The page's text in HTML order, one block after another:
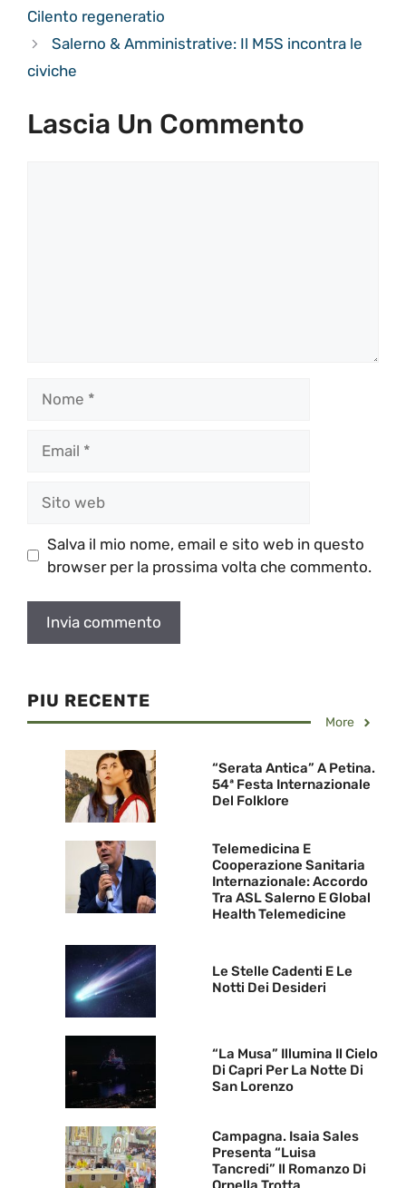
Cilento regeneratio
Salerno & Amministrative: Il M5S incontra le
civiche
Lascia Un Commento
web
Salva il mio nome, email e sito web in questo
browser per la prossima volta che commento.
PIU RECENTE
More
“Serata Antica” A Petina.
54ª Festa Internazionale
Del Folklore
Telemedicina E
Cooperazione Sanitaria
Internazionale: Accordo
Tra ASL Salerno E Global
Health Telemedicine
Le Stelle Cadenti E Le
Notti Dei Desideri
“La Musa” Illumina Il Cielo
Di Capri Per La Notte Di
San Lorenzo
Campagna. Isaia Sales
Presenta “Luisa
Tancredi” Il Romanzo Di